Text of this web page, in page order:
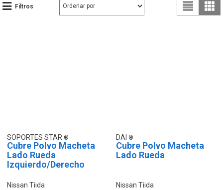
Filtros
SOPORTES STAR
Cubre Polvo Macheta
Lado Rueda
Izquierdo/Derecho
Nissan Tiida
DAI
Cubre Polvo Macheta
Lado Rueda
Nissan Tiida